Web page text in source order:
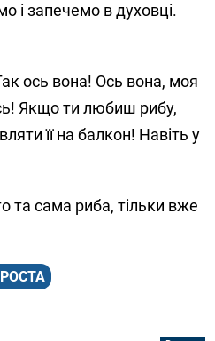
і запечемо в духовці.
ось вона! Ось вона, моя
Якщо ти любиш рибу,
її на балкон! Навіть у
та сама риба, тільки вже